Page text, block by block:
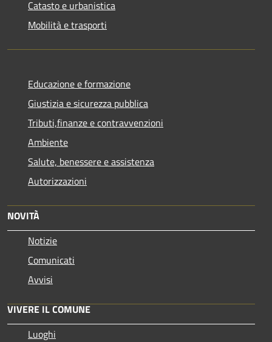
Catasto e urbanistica
Mobilità e trasporti
Educazione e formazione
Giustizia e sicurezza pubblica
Tributi,finanze e contravvenzioni
Ambiente
Salute, benessere e assistenza
Autorizzazioni
NOVITÀ
Notizie
Comunicati
Avvisi
VIVERE IL COMUNE
Luoghi